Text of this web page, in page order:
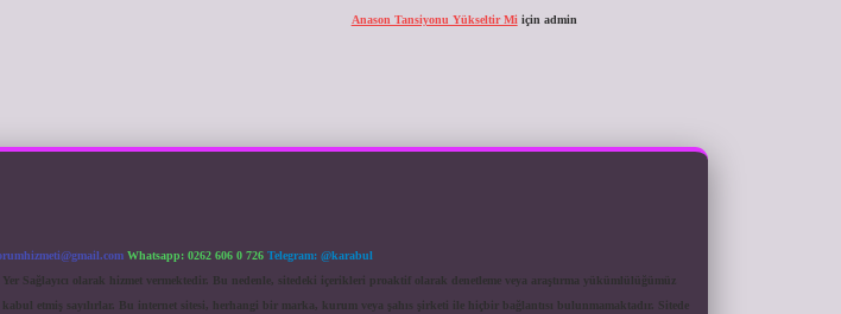
Anason Tansiyonu Yükseltir Mi için admin
Whatsapp: 0262 606 0 726 Telegram: @karabul
Sağlayıcı olarak hizmet vermektedir. Bu nedenle, sitedeki içerikleri proaktif olarak denetleme veya araştırma yükümlülüğümüz
etmiş sayılırlar. Bu internet sitesi, herhangi bir marka, kurum veya şahıs şirketi ile hiçbir bağlantısı bulunmamaktadır. Sitede